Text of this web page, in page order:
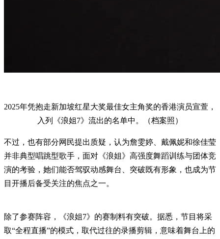
2025年凭抱走新加坡红星大奖最佳女主角奖的香港演员宣萱，
入列《浪姐7》流出的名单中。（档案照）
不过，也有部分网民提出质疑，认为詹雯婷、戴佩妮和徐佳莹
并非典型唱跳型歌手，面对《浪姐》高强度舞蹈训练与团体竞
演的考验，她们能否驾驭动感舞台、突破既有形象，也成为节
目开播后备受关注的焦点之一。
除了参赛阵容，《浪姐7》的赛制料有突破。据悉，节目将采
取“全程直播”的模式，取代过往的录播剪辑，意味着舞台上的